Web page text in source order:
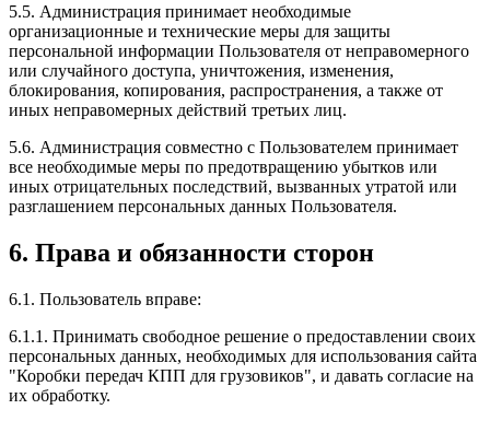
5.5. Администрация принимает необходимые
организационные и технические меры для защиты
персональной информации Пользователя от неправомерного
или случайного доступа, уничтожения, изменения,
блокирования, копирования, распространения, а также от
иных неправомерных действий третьих лиц.
5.6. Администрация совместно с Пользователем принимает
все необходимые меры по предотвращению убытков или
иных отрицательных последствий, вызванных утратой или
разглашением персональных данных Пользователя.
6. Права и обязанности сторон
6.1. Пользователь вправе:
6.1.1. Принимать свободное решение о предоставлении своих
персональных данных, необходимых для использования сайта
"Коробки передач КПП для грузовиков", и давать согласие на
их обработку.